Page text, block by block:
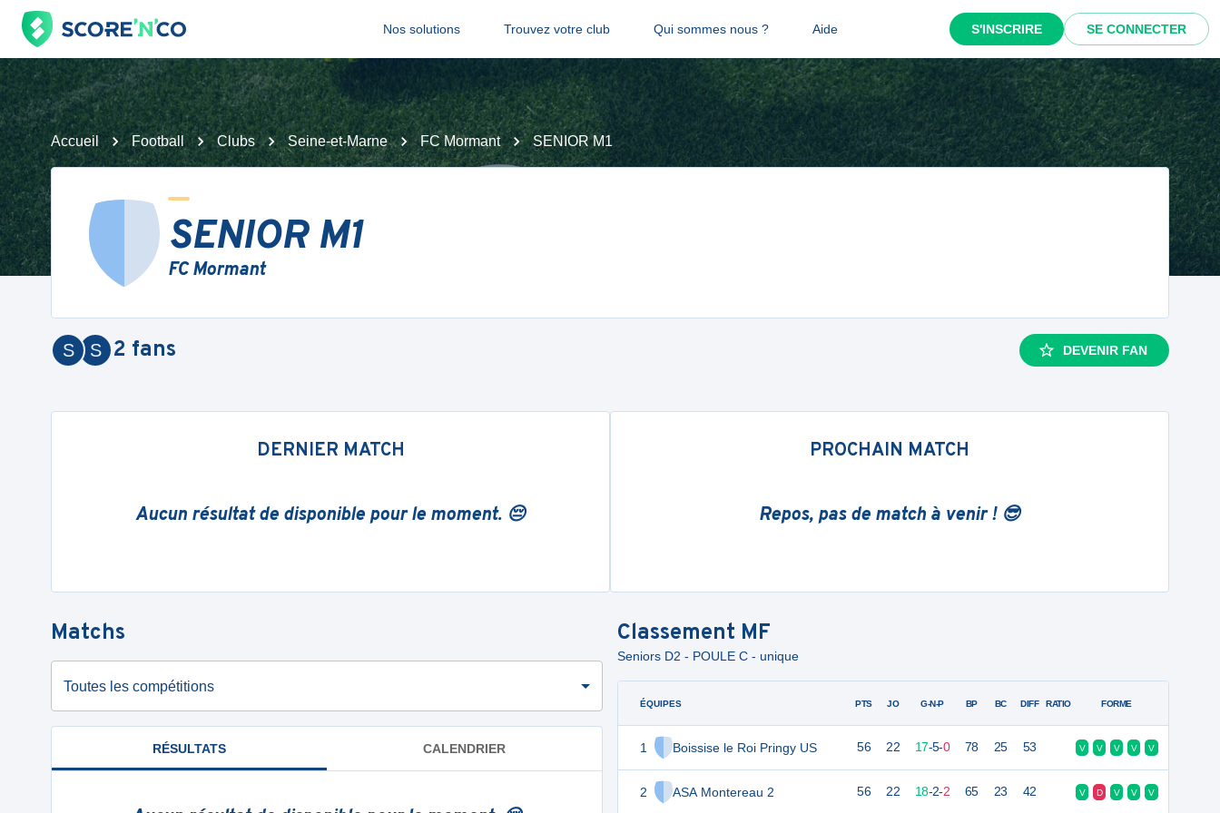
Nos solutions Trouvez votre club Qui sommes nous ? Aide S'INSCRIRE SE CONNECTER
Accueil Football Clubs Seine-et-Marne FC Mormant SENIOR M1
SENIOR M1
FC Mormant
S
S 2 fans DEVENIR FAN
DERNIER MATCH
Aucun résultat de disponible pour le moment. 😔
PROCHAIN MATCH
Repos, pas de match à venir ! 😎
Matchs
Toutes les compétitions
RÉSULTATS CALENDRIER
Classement MF
Seniors D2 - POULE C - unique
ÉQUIPES
1 Boissise le Roi Pringy US
2 ASA Montereau 2
PTS JO G-N-P BP BC DIFF RATIO FORME
56 22 17-5-0 78 25 53 V V V V V
56 22 18-2-2 65 23 42 V D V V V